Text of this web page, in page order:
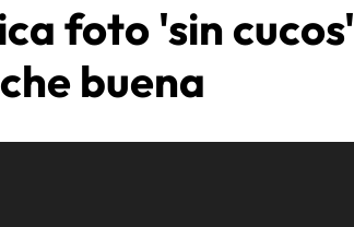
foto 'sin cucos'
buena